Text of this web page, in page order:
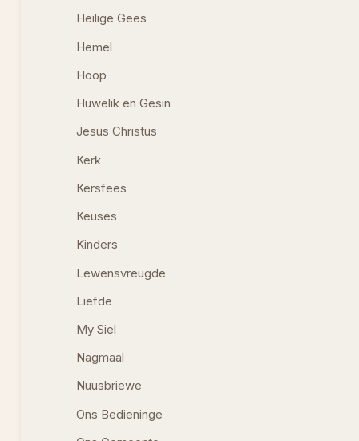
Heilige Gees
Hemel
Hoop
Huwelik en Gesin
Jesus Christus
Kerk
Kersfees
Keuses
Kinders
Lewensvreugde
Liefde
My Siel
Nagmaal
Nuusbriewe
Ons Bedieninge